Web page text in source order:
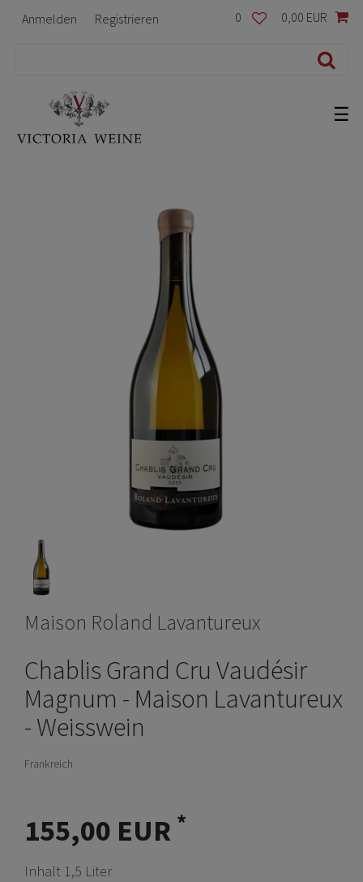
Anmelden Registrieren 0 0,00 EUR
☰
Maison Roland Lavantureux
Chablis Grand Cru Vaudésir
Magnum - Maison Lavantureux
- Weisswein
Frankreich
155,00 EUR *
Inhalt 1,5 Liter